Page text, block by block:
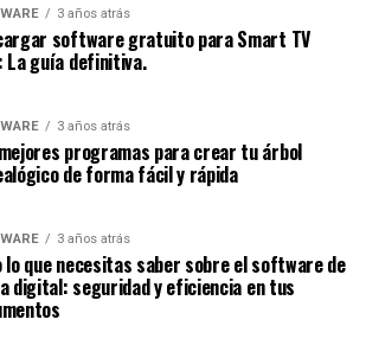
3 años atrás
software gratuito para Smart TV
La guía definitiva.
3 años atrás
programas para crear tu árbol
de forma fácil y rápida
3 años atrás
lo que necesitas saber sobre el software de
digital: seguridad y eficiencia en tus